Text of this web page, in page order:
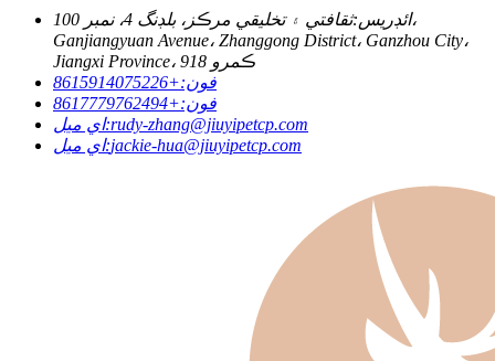
ائڊريس:
ثقافتي ۽ تخليقي مرڪز، بلڊنگ 4، نمبر 100،
Ganjiangyuan Avenue، Zhanggong District، Ganzhou City،
Jiangxi Province، ڪمرو 918
فون:+8615914075226
فون:+8617779762494
اي ميل:rudy-zhang@jiuyipetcp.com
اي ميل:jackie-hua@jiuyipetcp.com